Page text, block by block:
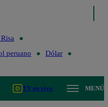
peruano
Dólar
TV en vivo MENÚ